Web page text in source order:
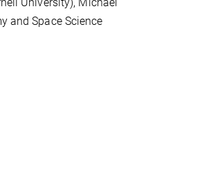
University), Michael
and Space Science